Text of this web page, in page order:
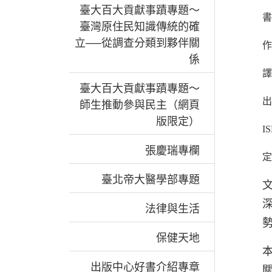
臺大百大貢獻事蹟專題～
臺灣原住民知識傳統的確
立──從調查分類到夥伴關
係
臺大百大貢獻事蹟專題～
師生推動參與民主（網頁
版限定）
張慶瑞專欄
臺北帝大醫學部專題
法律與生活
保健天地
出版中心好書介紹專章